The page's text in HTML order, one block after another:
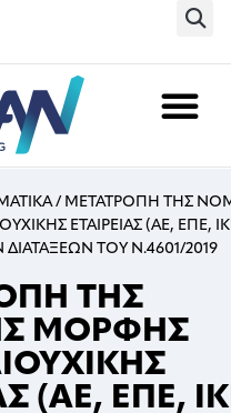
/ ΜΕΤΑΤΡΟΠΗ ΤΗΣ
ΕΤΑΙΡΕΙΑΣ (ΑΕ, ΕΠΕ,
ΤΟΥ Ν.4601/2019
ΤΗΣ
ΜΟΡΦΗΣ
(ΑΕ, ΕΠΕ,